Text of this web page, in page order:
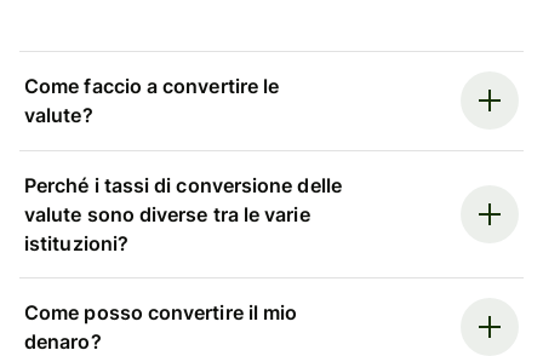
Come faccio a convertire le
valute?
Perché i tassi di conversione delle
valute sono diverse tra le varie
istituzioni?
Come posso convertire il mio
denaro?